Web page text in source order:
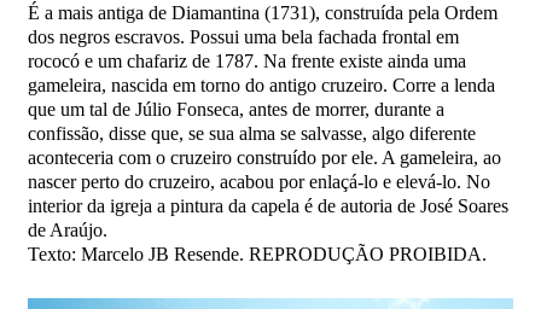
É a mais antiga de Diamantina (1731), construída pela Ordem
dos negros escravos. Possui uma bela fachada frontal em
rococó e um chafariz de 1787. Na frente existe ainda uma
gameleira, nascida em torno do antigo cruzeiro. Corre a lenda
que um tal de Júlio Fonseca, antes de morrer, durante a
confissão, disse que, se sua alma se salvasse, algo diferente
aconteceria com o cruzeiro construído por ele. A gameleira, ao
nascer perto do cruzeiro, acabou por enlaçá-lo e elevá-lo. No
interior da igreja a pintura da capela é de autoria de José Soares
de Araújo.
Texto: Marcelo JB Resende. REPRODUÇÃO PROIBIDA.